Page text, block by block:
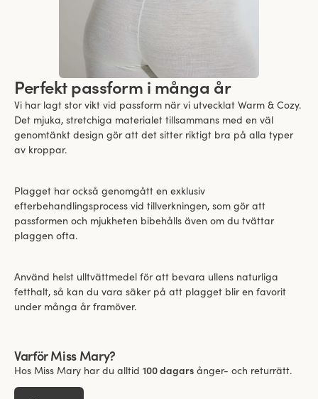
Perfekt passform i många år
Vi har lagt stor vikt vid passform när vi utvecklat Warm & Cozy.
Det mjuka, stretchiga materialet tillsammans med en väl
genomtänkt design gör att det sitter riktigt bra på alla typer
av kroppar.
Plagget har också genomgått en exklusiv
efterbehandlingsprocess vid tillverkningen, som gör att
passformen och mjukheten bibehålls även om du tvättar
plaggen ofta.
Använd helst ulltvättmedel för att bevara ullens naturliga
fetthalt, så kan du vara säker på att plagget blir en favorit
under många år framöver.
Varför Miss Mary?
Hos Miss Mary har du alltid 100 dagars ånger- och returrätt.